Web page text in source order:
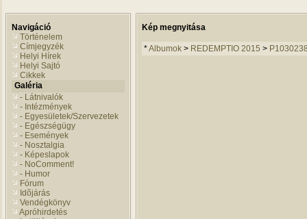
Navigáció
Történelem
Címjegyzék
Helyi Hírek
Helyi Sajtó
Cikkek
Galéria
- Látnivalók
- Intézmények
- Egyesületek/Szervezetek
- Egészségügy
- Események
- Nosztalgia
- Képeslapok
- NoComment!
- Humor
Fórum
Idõjárás
Vendégkönyv
Apróhirdetés
Kép megnyitása
*Albumok > REDEMPTIO 2015 >